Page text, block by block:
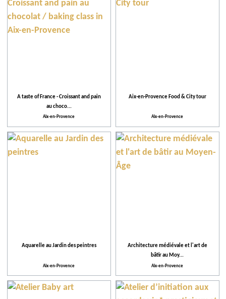
Communes
Thème
Plus de critères
A taste of France - Croissant and pain
au choco...
Aix-en-Provence
Aix-en-Provence Food & City tour
Aix-en-Provence
Aquarelle au Jardin des peintres
Aix-en-Provence
Architecture médiévale et l'art de
bâtir au Moy...
Aix-en-Provence